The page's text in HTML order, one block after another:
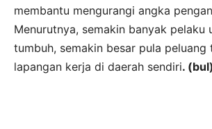
membantu mengurangi angka
Menurutnya, semakin banyak pelaku
tumbuh, semakin besar pula peluang
lapangan kerja di daerah sendiri. (bul)